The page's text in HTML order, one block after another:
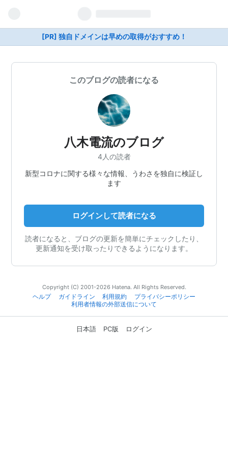
[PR] 独自ドメインは早めの取得がおすすめ！
このブログの読者になる
八木電流のブログ
4人の読者
新型コロナに関する様々な情報、うわさを独自に検証し
ます
ログインして読者になる
読者になると、ブログの更新を簡単にチェックしたり、
更新通知を受け取ったりできるようになります。
Copyright (C) 2001-2026 Hatena. All Rights Reserved.
ヘルプ
ガイドライン 利用規約
プライバシーポリシー
利用者情報の外部送信について
日本語 PC版 ログイン